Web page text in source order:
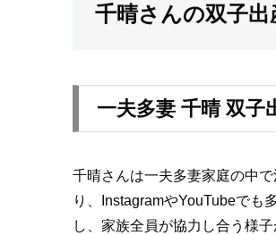
千晴さんの双子
一夫多妻 千晴 双子
千晴さんは一夫多妻家庭の中
り、InstagramやYouTubeでも
し、家族全員が協力し合う様